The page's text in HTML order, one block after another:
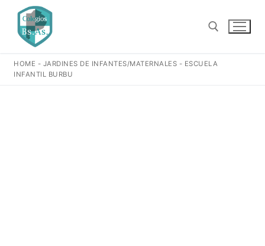
contenido
HOME - JARDINES DE INFANTES/MATERNALES - ESCUELA
INFANTIL BURBU